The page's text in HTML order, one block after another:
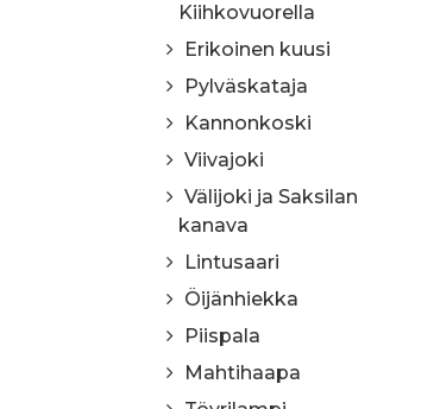
Kiihkovuorella
Erikoinen kuusi
Pylväskataja
Kannonkoski
Viivajoki
Välijoki ja Saksilan
kanava
Lintusaari
Öijänhiekka
Piispala
Mahtihaapa